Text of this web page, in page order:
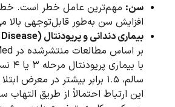
سن: مهم‌ترین عامل خطر است. خطر
افزایش سن به‌طور قابل‌توجهی بالا
بیماری دندانی و پریودنتال (Periodontal Disease):
با
این ارتباط احتمالاً از طریق